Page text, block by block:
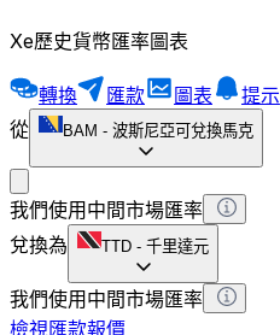
Xe歷史貨幣匯率圖表
轉換 匯款 圖表
提示
從
BAM - 波斯尼亞可兌換馬克
我們使用中間市場匯率
兌換為
TTD - 千里達元
我們使用中間市場匯率
檢視匯款報價